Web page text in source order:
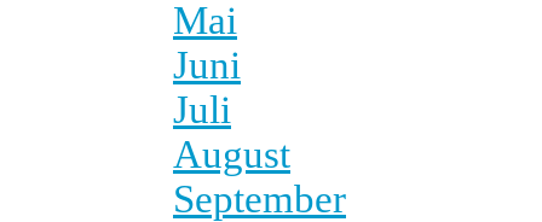
Mai
Juni
Juli
August
September